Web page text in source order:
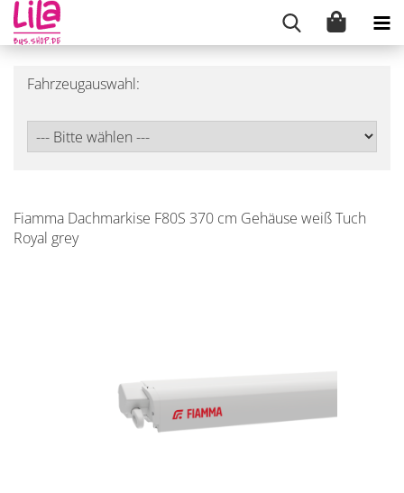
Fahrzeugauswahl:
Fiamma Dachmarkise F80S 370 cm Gehäuse weiß Tuch
Royal grey